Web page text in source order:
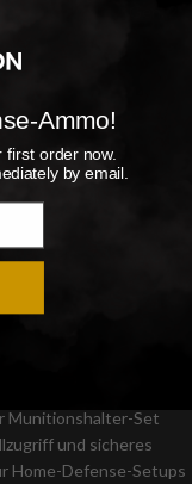
Munitionshalter-Set
und sicheres
Home-Defense-Setups
Ammo!
order now.
by email.